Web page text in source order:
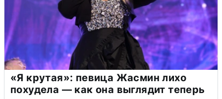
«Я крутая»: певица Жасмин лихо
похудела — как она выглядит теперь